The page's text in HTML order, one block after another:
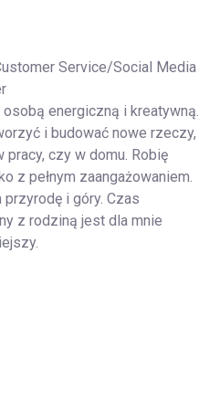
Service/Social Media
energiczną i kreatywną.
i budować nowe rzeczy,
pracy, czy w domu. Robię
z pełnym zaangażowaniem.
przyrodę i góry. Czas
z rodziną jest dla mnie